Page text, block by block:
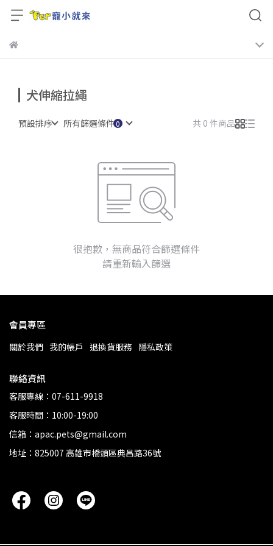
犬伸縮拉繩
預設排序 所有篩選條件 共 0 件商品
很抱歉，無商品符合篩選條件
請重新輸入篩選
會員專區
關於我們 我的帳戶 退換貨服務 隱私政策
聯絡資訊
客服專線：07-611-9918
客服時間：10:00-19:00
信箱：apac.pets@gmail.com
地址：825007 高雄市橋頭區典昌路36號